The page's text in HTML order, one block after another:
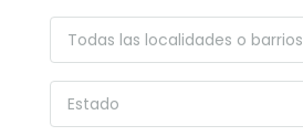
Todas las localidades o barrios
Estado